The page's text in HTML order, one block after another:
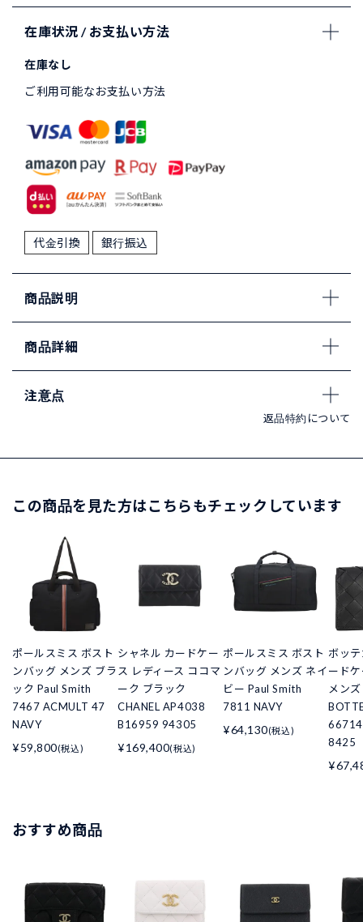
在庫状況 / お支払い方法
在庫なし
ご利用可能なお支払い方法
代金引換 銀行振込
商品説明
商品詳細
注意点
返品特約について
この商品を見た方はこちらもチェックしています
ポールスミス ボスト
ンバッグ メンズ ブラ
ック Paul Smith
7467 ACMULT 47
NAVY
¥59,800(税込)
シャネル カードケー
ス レディース ココマ
ーク ブラック
CHANEL AP4038
B16959 94305
¥169,400(税込)
ポールスミス ボスト
ンバッグ メンズ ネイ
ビー Paul Smith
7811 NAVY
¥64,130(税込)
ボッ
ード
メン
8425
おすすめ商品